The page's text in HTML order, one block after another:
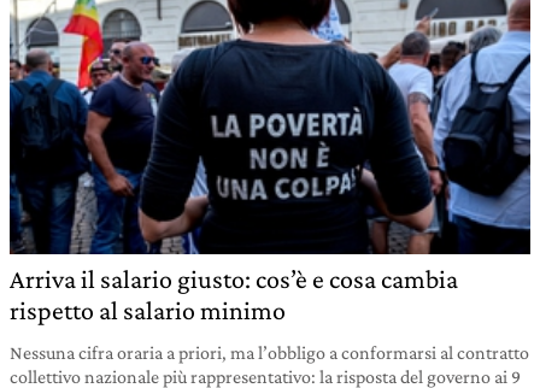
Arriva il salario giusto: cos’è e cosa cambia
rispetto al salario minimo
Nessuna cifra oraria a priori, ma l’obbligo a conformarsi al contratto
collettivo nazionale più rappresentativo: la risposta del governo ai 9